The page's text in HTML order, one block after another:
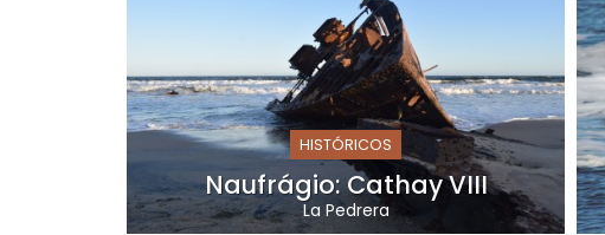
HISTÓRICOS
Naufrágio: Cathay VIII
La Pedrera